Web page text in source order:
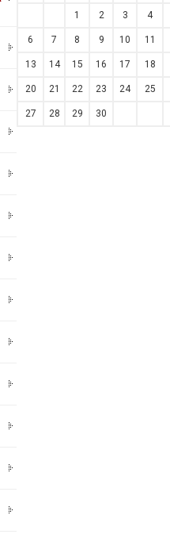
1 2 3 4
6 7 8 9 10 11
13 14 15 16 17 18
20 21 22 23 24 25
27 28 29 30